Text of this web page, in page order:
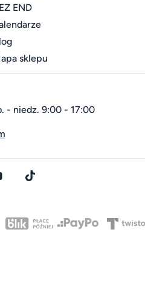
END
sklepu
- niedz. 9:00 - 17:00